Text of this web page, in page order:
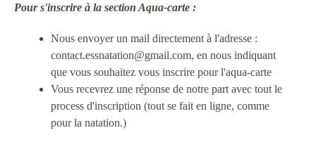
Pour s'inscrire à la section Aqua-carte :
Nous envoyer un mail directement à l'adresse :
contact.essnatation@gmail.com, en nous indiquant
que vous souhaitez vous inscrire pour l'aqua-carte
Vous recevrez une réponse de notre part avec tout le
process d'inscription (tout se fait en ligne, comme
pour la natation.)